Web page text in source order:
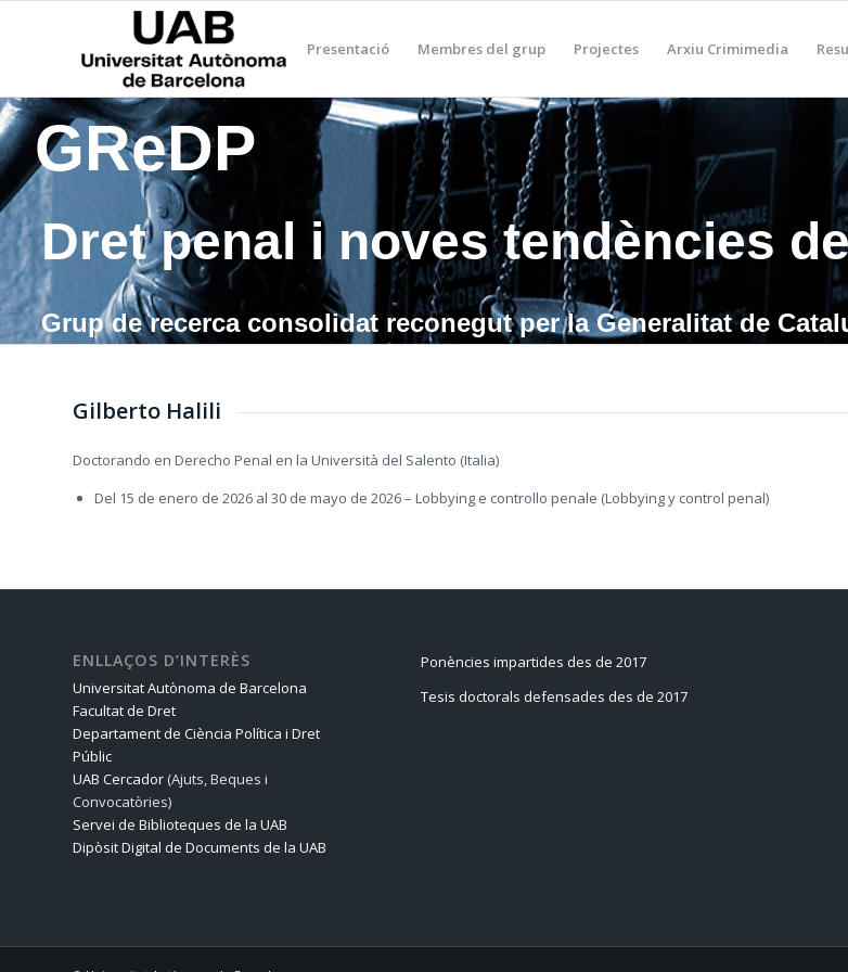
Presentació Membres del grup Projectes Arxiu Crimimedia
Grup de recerca consolidat reconegut per la Generalitat de
Dret penal i noves tendències
GReDP
Gilberto Halili
Doctorando en Derecho Penal en la Università del Salento (Italia)
Del 15 de enero de 2026 al 30 de mayo de 2026 – Lobbying e controllo penale (Lobbying y control penal)
ENLLAÇOS D’INTERÈS
Universitat Autònoma de Barcelona
Facultat de Dret
Departament de Ciència Política i Dret
Públic
UAB Cercador (Ajuts, Beques i
Convocatòries)
Servei de Biblioteques de la UAB
Dipòsit Digital de Documents de la UAB
Ponències impartides des de 2017
Tesis doctorals defensades des de 2017